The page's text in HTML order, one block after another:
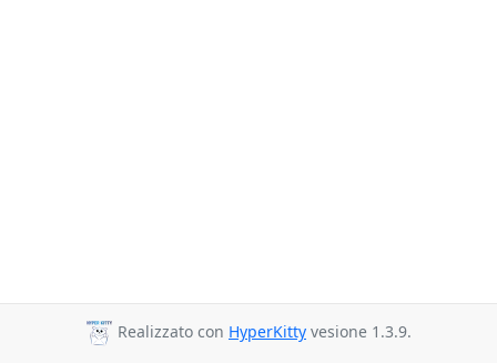
Realizzato con HyperKitty vesione 1.3.9.